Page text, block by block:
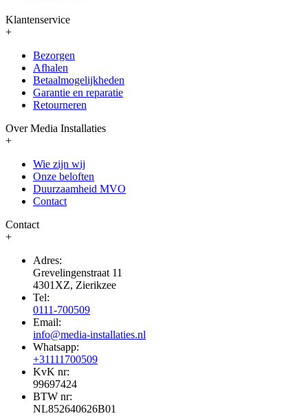
Klantenservice
+
Bezorgen
Afhalen
Betaalmogelijkheden
Garantie en reparatie
Retourneren
Over Media Installaties
+
Wie zijn wij
Onze beloften
Duurzaamheid MVO
Contact
Contact
+
Adres:
Grevelingenstraat 11
4301XZ, Zierikzee
Tel:
0111-700509
Email:
info@media-installaties.nl
Whatsapp:
+31111700509
KvK nr:
99697424
BTW nr:
NL852640626B01